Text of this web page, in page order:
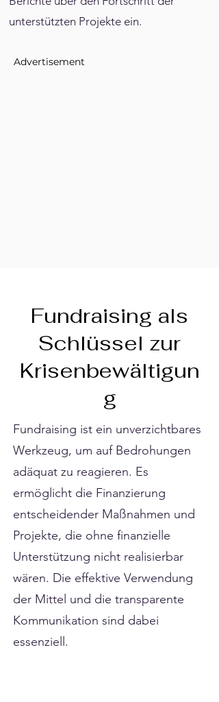
unterstützten Projekte ein.
Advertisement
Fundraising als
Schlüssel zur
Krisenbewältigun
g
Fundraising ist ein unverzichtbares
Werkzeug, um auf Bedrohungen
adäquat zu reagieren. Es
ermöglicht die Finanzierung
entscheidender Maßnahmen und
Projekte, die ohne finanzielle
Unterstützung nicht realisierbar
wären. Die effektive Verwendung
der Mittel und die transparente
Kommunikation sind dabei
essenziell.